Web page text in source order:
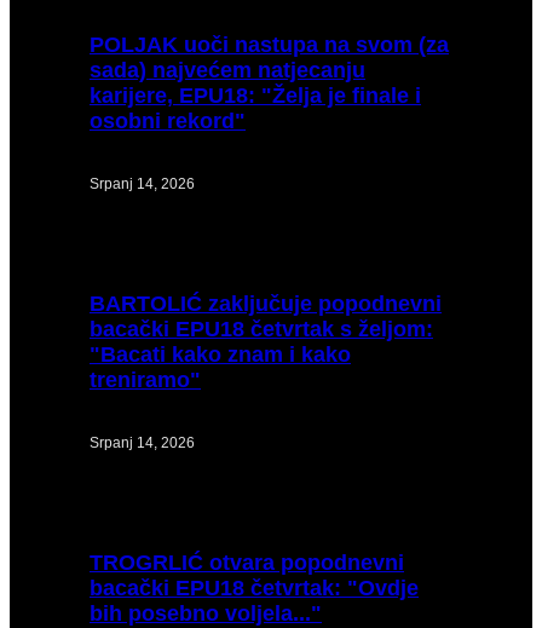
POLJAK uoči nastupa na svom (za
sada) najvećem natjecanju
karijere, EPU18: "Želja je finale i
osobni rekord"
Srpanj 14, 2026
BARTOLIĆ zaključuje popodnevni
bacački EPU18 četvrtak s željom:
"Bacati kako znam i kako
treniramo"
Srpanj 14, 2026
TROGRLIĆ otvara popodnevni
bacački EPU18 četvrtak: "Ovdje
bih posebno voljela..."